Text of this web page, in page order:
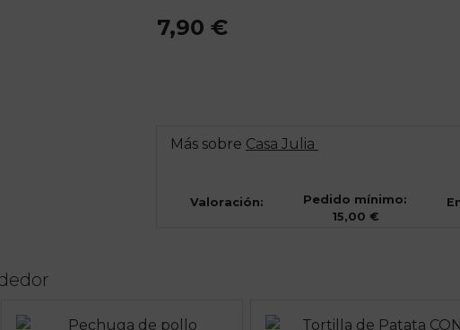
7,90 €
Más sobre Casa Julia
Valoración:
Pedido mínimo:
15,00 €